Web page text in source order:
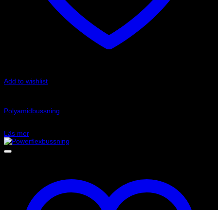
Add to wishlist
Polyamidbussning
Läs mer